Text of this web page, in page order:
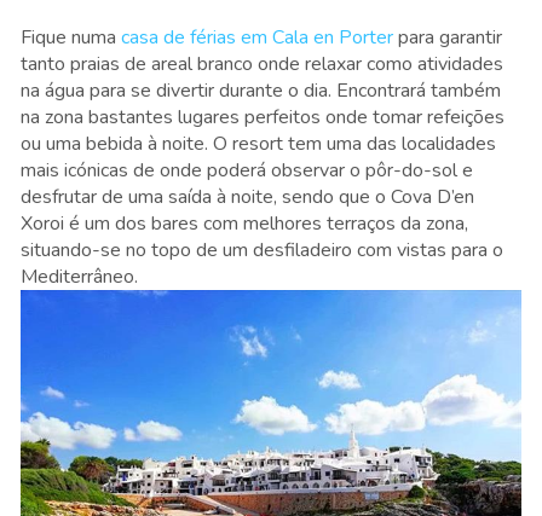
Fique numa casa de férias em Cala en Porterpara garantir
tanto praias de areal branco onde relaxar como atividades
na água para se divertir durante o dia. Encontrará também
na zona bastantes lugares perfeitos onde tomar refeições
ou uma bebida à noite. O resort tem uma das localidades
mais icónicas de onde poderá observar o pôr-do-sol e
desfrutar de uma saída à noite, sendo que o Cova D’en
Xoroi é um dos bares com melhores terraços da zona,
situando-se no topo de um desfiladeiro com vistas para o
Mediterrâneo.